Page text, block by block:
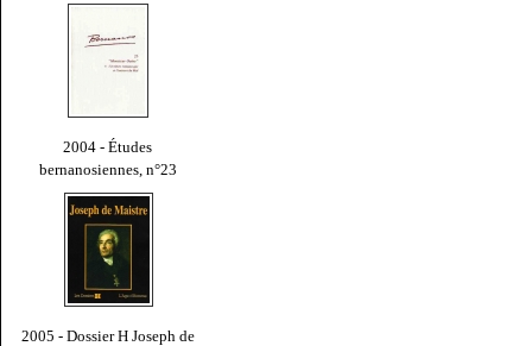
2004 - Études
bernanosiennes, n°23
2005 - Dossier H Joseph de